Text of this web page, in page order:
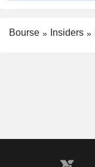
Bourse Insiders